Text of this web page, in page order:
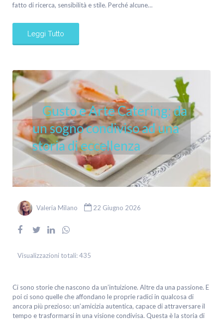
fatto di ricerca, sensibilità e stile. Perché alcune…
Leggi Tutto
Gusto e Arte Catering: da
un sogno condiviso ad una
storia di eccellenza
Valeria Milano 22 Giugno 2026
Visualizzazioni totali:435
Ci sono storie che nascono da un’intuizione. Altre da una passione. E
poi ci sono quelle che affondano le proprie radici in qualcosa di
ancora più prezioso: un’amicizia autentica, capace di attraversare il
tempo e trasformarsi in una visione condivisa. Questa è la storia di